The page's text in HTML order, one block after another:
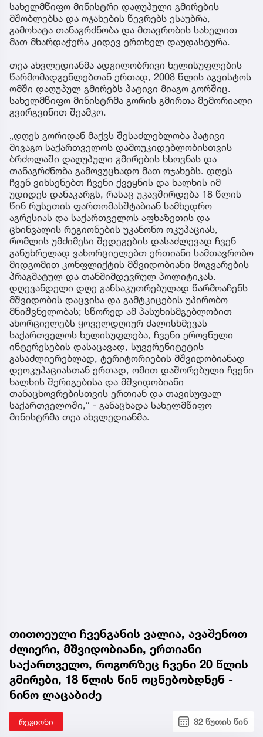
სახელმწიფო მინისტრი დაღუპული გმირების
მშობლებსა და ოჯახების წევრებს ესაუბრა,
გამოხატა თანაგრძნობა და მთავრობის სახელით
მათ მხარდაჭერა კიდევ ერთხელ დაუდასტურა.
თეა ახვლედიანმა ადგილობრივი ხელისუფლების
წარმომადგენლებთან ერთად, 2008 წლის აგვისტოს
ომში დაღუპულ გმირებს პატივი მიაგო გორშიც.
სახელმწიფო მინისტრმა გორის გმირთა მემორიალი
გვირგვინით შეამკო.
„დღეს გორიდან მაქვს შესაძლებლობა პატივი
მივაგო საქართველოს დამოუკიდებლობისთვის
ბრძოლაში დაღუპული გმირების ხსოვნას და
თანაგრძნობა გამოვუცხადო მათ ოჯახებს. დღეს
ჩვენ ვიხსენებთ ჩვენი ქვეყნის და ხალხის იმ
უდიდეს დანაკარგს, რასაც უკავშირდება 18 წლის
წინ რუსეთის ფართომასშტაბიან სამხედრო
აგრესიას და საქართველოს აფხაზეთის და
ცხინვალის რეგიონების უკანონო ოკუპაციას,
რომლის უმძიმესი შედეგების დასაძლევად ჩვენ
განუხრელად ვახორციელებთ ერთიანი სამთავრობო
მიდგომით კონფლიქტის მშვიდობიანი მოგვარების
პრაგმატულ და თანმიმდევრულ პოლიტიკას.
დღევანდელი დღე განსაკუთრებულად წარმოაჩენს
მშვიდობის დაცვისა და გამტკიცების უპირობო
მნიშვნელობას; სწორედ ამ პასუხისმგებლობით
ახორციელებს ყოველდღიურ ძალისხმევას
საქართველოს ხელისუფლება, ჩვენი ეროვნული
ინტერესების დასაცავად, სუვერენიტეტის
გასაძლიერებლად, ტერიტორიების მშვიდობიანად
დეოკუპაციასთან ერთად, ომით დაშორებული ჩვენი
ხალხის შერიგებისა და მშვიდობიანი
თანაცხოვრებისთვის ერთიან და თავისუფალ
საქართველოში,“ - განაცხადა სახელმწიფო
მინისტრმა თეა ახვლედიანმა.
თითოეული ჩვენგანის ვალია, ავაშენოთ
ძლიერი, მშვიდობიანი, ერთიანი
საქართველო, როგორზეც ჩვენი 20 წლის
გმირები, 18 წლის წინ ოცნებობდნენ -
ნინო ლაცაბიძე
რეგიონი 32 წუთის წინ